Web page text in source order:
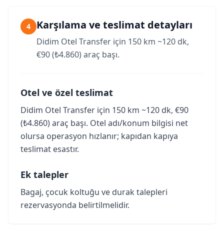
4 Karşılama ve teslimat detayları
Didim Otel Transfer için 150 km ~120 dk,
€90 (₺4.860) araç başı.
Otel ve özel teslimat
Didim Otel Transfer için 150 km ~120 dk, €90
(₺4.860) araç başı. Otel adı/konum bilgisi net
olursa operasyon hızlanır; kapıdan kapıya
teslimat esastır.
Ek talepler
Bagaj, çocuk koltuğu ve durak talepleri
rezervasyonda belirtilmelidir.